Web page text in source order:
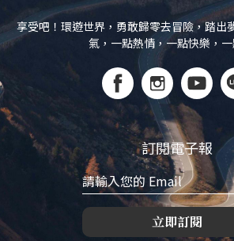
享受吧！環遊世界，勇敢歸零去冒險，踏出
氣，一點熱情，一點快樂，
訂閱電子報
立即訂閱